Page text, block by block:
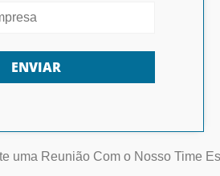
ENVIAR